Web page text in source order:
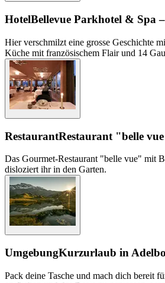
HotelBellevue Parkhotel & Spa
Hier verschmilzt eine grosse Geschichte
Küche mit französischem Flair und 14
RestaurantRestaurant "belle
Das Gourmet-Restaurant "belle vue" mit
disloziert ihr in den Garten.
UmgebungKurzurlaub in
Pack deine Tasche und mach dich bereit